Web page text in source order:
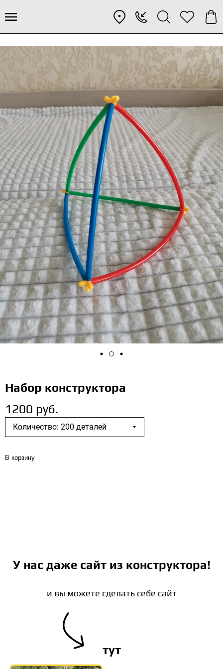
Набор конструктора
1200 руб.
Количество: 200 деталей
В корзину
У нас даже сайт из конструктора!
и вы можете сделать себе сайт
тут